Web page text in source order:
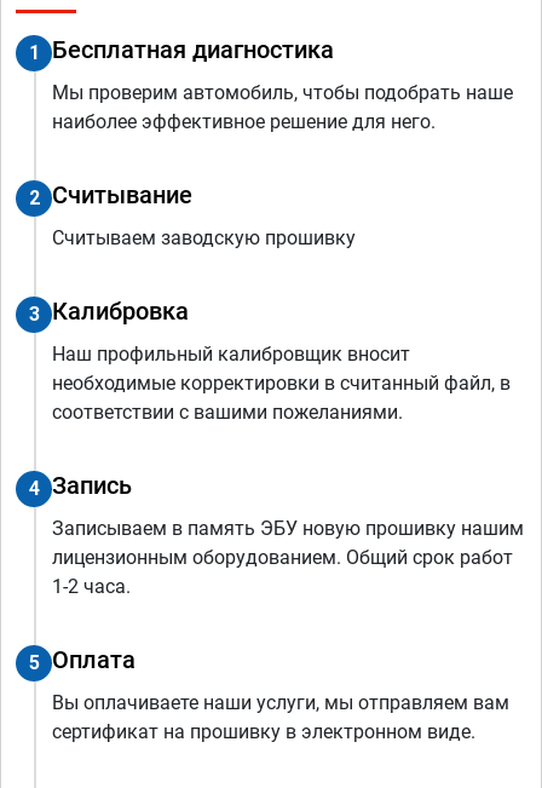
1 Бесплатная диагностика
Мы проверим автомобиль, чтобы подобрать наше
наиболее эффективное решение для него.
2 Считывание
Считываем заводскую прошивку
3 Калибровка
Наш профильный калибровщик вносит
необходимые корректировки в считанный файл, в
соответствии с вашими пожеланиями.
4 Запись
Записываем в память ЭБУ новую прошивку нашим
лицензионным оборудованием. Общий срок работ
1-2 часа.
5 Оплата
Вы оплачиваете наши услуги, мы отправляем вам
сертификат на прошивку в электронном виде.